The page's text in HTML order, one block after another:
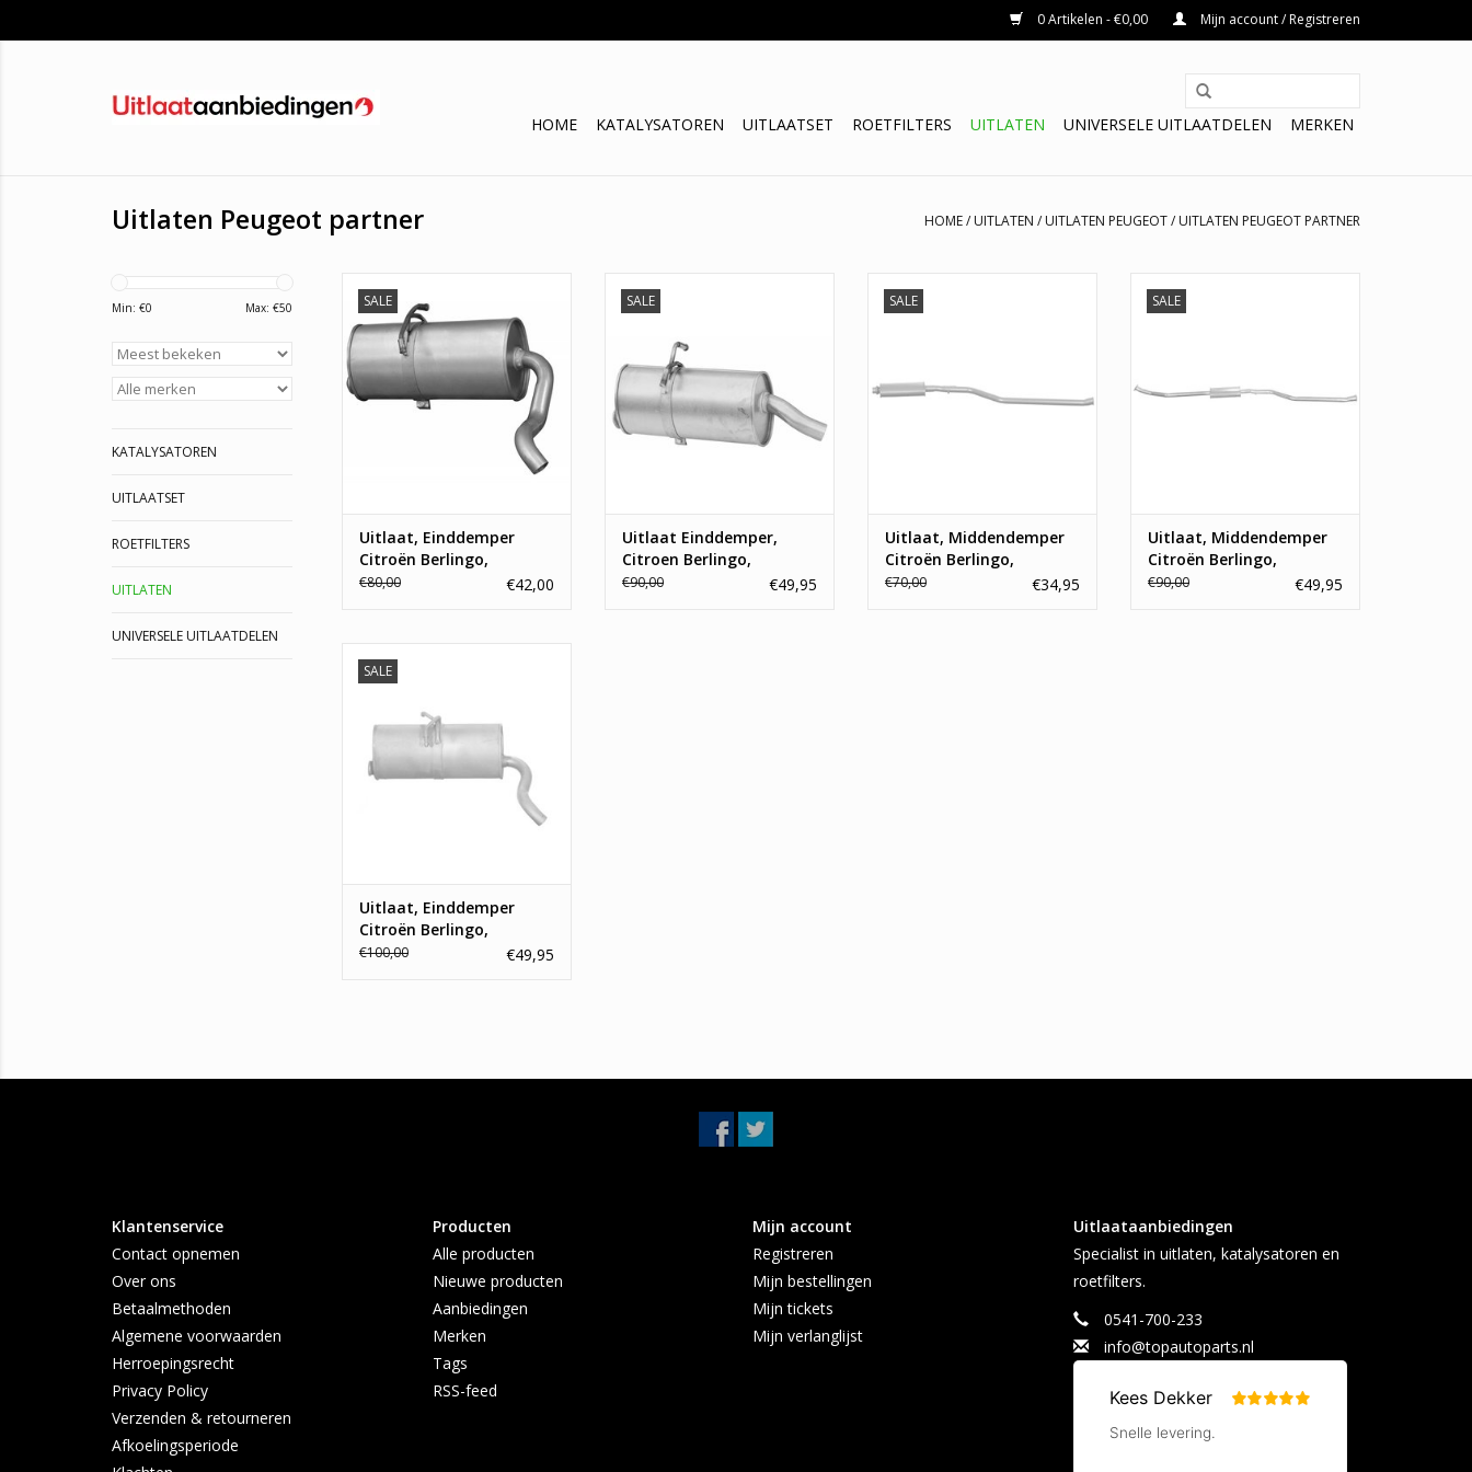
0 Artikelen - €0,00 Mijn account / Registreren
HOME KATALYSATOREN UITLAATSET ROETFILTERS UITLATEN UNIVERSELE UITLAATDELEN MERKEN
Uitlaten Peugeot partner HOME/ UITLATEN / UITLATEN PEUGEOT/ UITLATEN PEUGEOT PARTNER
Min: €0 Max: €50
KATALYSATOREN
UITLAATSET
ROETFILTERS
UITLATEN
UNIVERSELE UITLAATDELEN
SALE
ASSO: 10.7041BOSAL: 135-225
IMASAF: 21.96.07
KLARIUS: 210529
WALKER: 21993
TOEVOEGEN AAN WINKELWAGEN
Uitlaat, Einddemper
Citroën Berlingo,
Peugeot partner
€80,00 €42,00
SALE
Einddemper Citroen / Peugeot
TOEVOEGEN AAN WINKELWAGEN
Uitlaat Einddemper,
Citroen Berlingo,
Peugeot Partner 1.6, 2.0
€90,00 €49,95
SALEBerlingo, Peugeot Partner
Uitlaat, Middendemper
Citroën Berlingo,
Peugeot Partner
€70,00 €34,95
SALEBerlingo, Peugeot Partner
Uitlaat, Middendemper
Citroën Berlingo,
Peugeot Partner
€90,00 €49,95
SALE
Berlingo, Peugeot Partner 2.0 HDI
TOEVOEGEN AAN WINKELWAGEN
Uitlaat, Einddemper
Citroën Berlingo,
Peugeot Partner 2.0 HDI
€100,00 €49,95
Klantenservice
Contact opnemen
Over ons
Betaalmethoden
Algemene voorwaarden
Herroepingsrecht
Privacy Policy
Verzenden & retourneren
Afkoelingsperiode
Producten
Alle producten
Nieuwe producten
Aanbiedingen
Merken
Tags
RSS-feed
Mijn account
Registreren
Mijn bestellingen
Mijn tickets
Mijn verlanglijst
Uitlaataanbiedingen
Specialist in uitlaten, katalysatoren en
roetfilters.
0541-700-233
info@topautoparts.nl